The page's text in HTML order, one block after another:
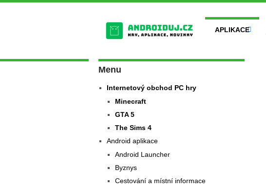
APLIKACE
Menu
Internetový obchod PC hry
Minecraft
GTA 5
The Sims 4
Android aplikace
Android Launcher
Byznys
Cestování a místní informace